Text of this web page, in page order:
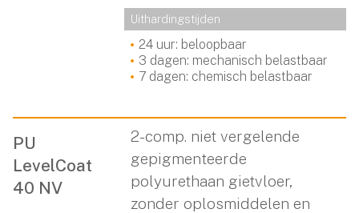
Uithardingstijden
24 uur: beloopbaar
3 dagen: mechanisch belastbaar
7 dagen: chemisch belastbaar
PU
LevelCoat
40 NV
2-comp. niet vergelende
gepigmenteerde
polyurethaan gietvloer,
zonder oplosmiddelen en